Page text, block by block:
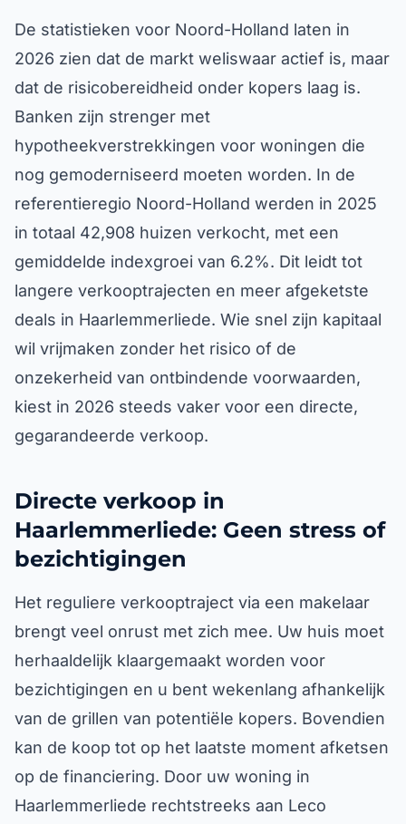
De statistieken voor Noord-Holland laten in
2026 zien dat de markt weliswaar actief is, maar
dat de risicobereidheid onder kopers laag is.
Banken zijn strenger met
hypotheekverstrekkingen voor woningen die
nog gemoderniseerd moeten worden. In de
referentieregio Noord-Holland werden in 2025
in totaal 42,908 huizen verkocht, met een
gemiddelde indexgroei van 6.2%. Dit leidt tot
langere verkooptrajecten en meer afgeketste
deals in Haarlemmerliede. Wie snel zijn kapitaal
wil vrijmaken zonder het risico of de
onzekerheid van ontbindende voorwaarden,
kiest in 2026 steeds vaker voor een directe,
gegarandeerde verkoop.
Directe verkoop in
Haarlemmerliede: Geen stress of
bezichtigingen
Het reguliere verkooptraject via een makelaar
brengt veel onrust met zich mee. Uw huis moet
herhaaldelijk klaargemaakt worden voor
bezichtigingen en u bent wekenlang afhankelijk
van de grillen van potentiële kopers. Bovendien
kan de koop tot op het laatste moment afketsen
op de financiering. Door uw woning in
Haarlemmerliede rechtstreeks aan Leco